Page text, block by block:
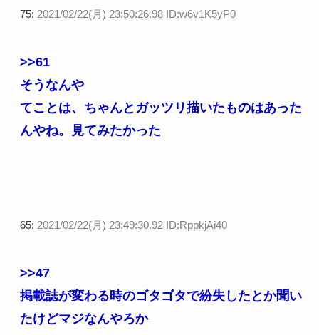
75: 2021/02/22(月) 23:50:26.98 ID:w6v1K5yP0
>>61
そうなんや
てことは、ちゃんとガッツリ描いたものはあった
んやね。見てみたかった
65: 2021/02/22(月) 23:49:30.92 ID:RppkjAi40
>>47
掲載誌が変わる時のゴタゴタで紛失したとか聞い
たけどマジなんやろか